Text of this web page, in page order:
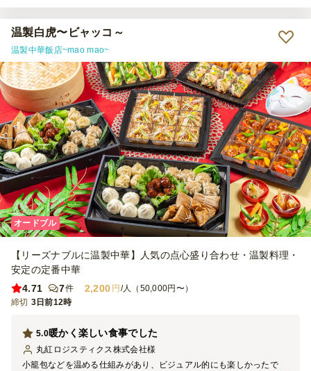
温製白虎〜ビャッコ～
温製中華飯店~mao mao~
オードブル
【リーズナブルに温製中華】人気の点心盛り合わせ・温製料理・
安定の定番中華
4.71
7件 2,200 円 /人（50,000円〜）
締切 3日前12時
暖かく楽しい食事でした
5.0
丸紅ロジスティクス株式会社様
小籠包などを温める仕組みがあり、ビジュアル的にも楽しかったで